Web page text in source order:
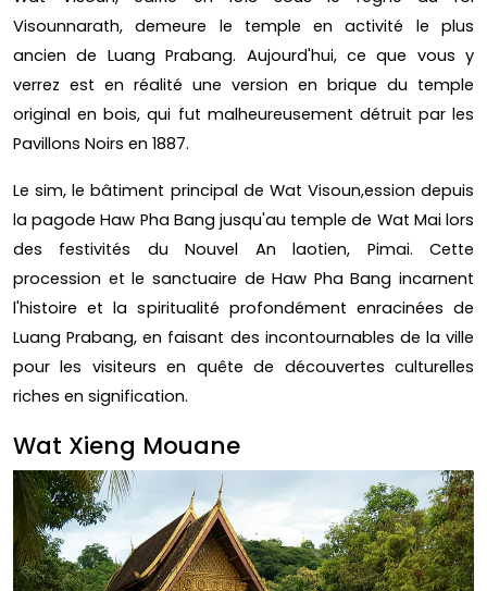
Visounnarath, demeure le temple en activité le plus
ancien de Luang Prabang. Aujourd'hui, ce que vous y
verrez est en réalité une version en brique du temple
original en bois, qui fut malheureusement détruit par les
Pavillons Noirs en 1887.
Le sim, le bâtiment principal de Wat Visoun,ession depuis
la pagode Haw Pha Bang jusqu'au temple de Wat Mai lors
des festivités du Nouvel An laotien, Pimai. Cette
procession et le sanctuaire de Haw Pha Bang incarnent
l'histoire et la spiritualité profondément enracinées de
Luang Prabang, en faisant des incontournables de la ville
pour les visiteurs en quête de découvertes culturelles
riches en signification.
Wat Xieng Mouane